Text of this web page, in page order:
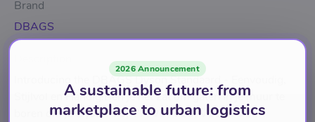
Brand
DBAGS
Introducing the DBAGS Dyson Standaard - Eenvoudig,
Stijlvol en Handig!Ben je het zat om gaten in je muur te
boren om je Dyson V6, V7, V8, V10, V11 of V15
2026 Announcement
A sustainable future: from
marketplace to urban logistics